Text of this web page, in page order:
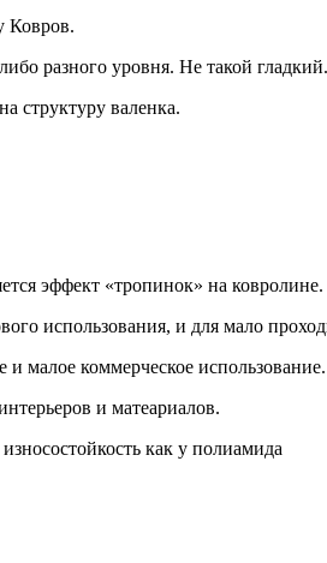
Ковров.
разного уровня. Не такой
структуру валенка.
эффект «тропинок» на ковролине.
использования, и для мало
малое коммерческое использование.
и матеариалов.
как у полиамида